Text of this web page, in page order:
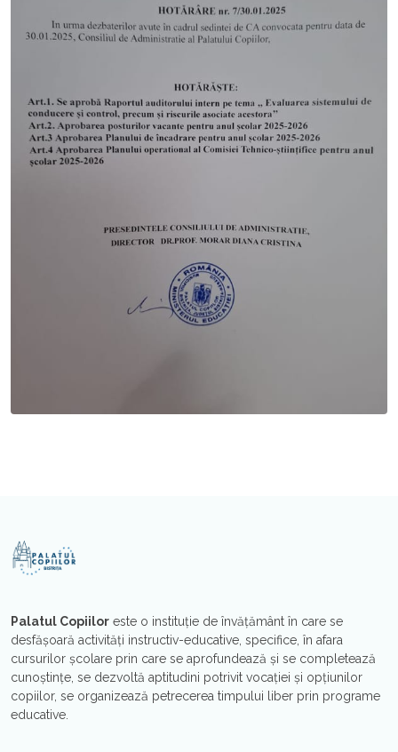
Palatul Copiilor este o instituţie de învăţământ în care se
desfăşoară activităţi instructiv-educative, specifice, în afara
cursurilor şcolare prin care se aprofundează şi se completează
cunoştinţe, se dezvoltă aptitudini potrivit vocaţiei şi opțiunilor
copiilor, se organizează petrecerea timpului liber prin programe
educative.